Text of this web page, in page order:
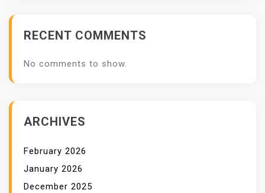
RECENT COMMENTS
No comments to show.
ARCHIVES
February 2026
January 2026
December 2025